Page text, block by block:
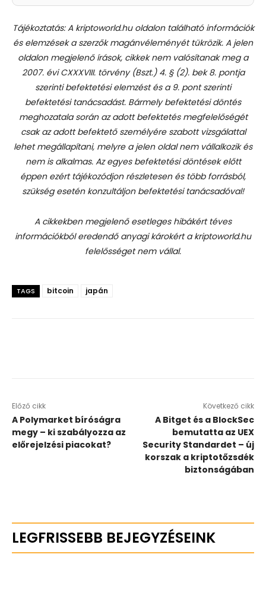
Tájékoztatás: A kriptoworld.hu oldalon található információk
és elemzések a szerzők magánvéleményét tükrözik. A jelen
oldalon megjelenő írások, cikkek nem valósítanak meg a
2007. évi CXXXVIII. törvény (Bszt.) 4. § (2). bek 8. pontja
szerinti befektetési elemzést és a 9. pont szerinti
befektetési tanácsadást. Bármely befektetési döntés
meghozatala során az adott befektetés megfelelőségét
csak az adott befektető személyére szabott vizsgálattal
lehet megállapítani, melyre a jelen oldal nem vállalkozik és
nem is alkalmas. Az egyes befektetési döntések előtt
éppen ezért tájékozódjon részletesen és több forrásból,
szükség esetén konzultáljon befektetési tanácsadóval!
A cikkekben megjelenő esetleges hibákért téves
információkból eredendő anyagi károkért a kriptoworld.hu
felelősséget nem vállal.
TAGS bitcoin japán
Előző cikk
A Polymarket bíróságra
megy – ki szabályozza az
előrejelzési piacokat?
Következő cikk
A Bitget és a BlockSec
bemutatta az UEX
Security Standardet – új
korszak a kriptotőzsdék
biztonságában
LEGFRISSEBB BEJEGYZÉSEINK